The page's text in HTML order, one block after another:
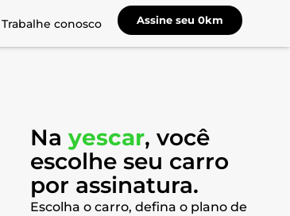
Trabalhe conosco Assine seu 0km
Na yescar, você
escolhe seu carro
por assinatura.
Escolha o carro, defina o plano de